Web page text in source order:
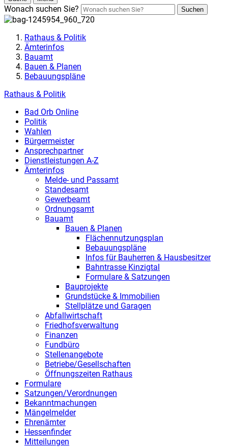
Wonach suchen Sie? Suchen
Rathaus & Politik
Ämterinfos
Bauamt
Bauen & Planen
Bebauungspläne
Rathaus & Politik
Bad Orb Online
Politik
Wahlen
Bürgermeister
Ansprechpartner
Dienstleistungen A-Z
Ämterinfos
Melde- und Passamt
Standesamt
Gewerbeamt
Ordnungsamt
Bauamt
Bauen & Planen
Flächennutzungsplan
Bebauungspläne
Infos für Bauherren & Hausbesitzer
Bahntrasse Kinzigtal
Formulare & Satzungen
Bauprojekte
Grundstücke & Immobilien
Stellplätze und Garagen
Abfallwirtschaft
Friedhofsverwaltung
Finanzen
Fundbüro
Stellenangebote
Betriebe/Gesellschaften
Öffnungszeiten Rathaus
Formulare
Satzungen/Verordnungen
Bekanntmachungen
Mängelmelder
Ehrenämter
Hessenfinder
Mitteilungen